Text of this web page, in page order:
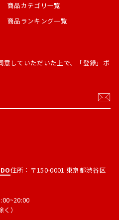
商品カテゴリ一覧
商品ランキング一覧
意していただいた上で、「登録」ボ
住所：〒150-0001 東京都渋谷区
）